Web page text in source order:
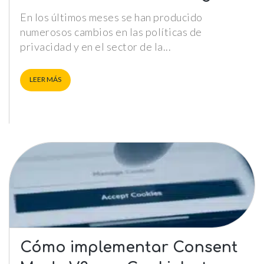
En los últimos meses se han producido
numerosos cambios en las políticas de
privacidad y en el sector de la
LEER MÁS
Cómo implementar Consent